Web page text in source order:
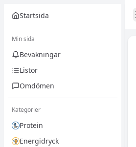
Startsida
Min sida
Bevakningar
Listor
Omdömen
Kategorier
Protein
Energidryck